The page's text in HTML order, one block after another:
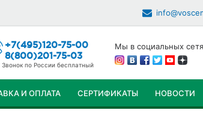
+7(495)120-75-00
8(800)201-75-03
Звонок по России бесплатный
Мы в социальных
ПЕРЕЙТИ
И ОПЛАТА СЕРТИФИКАТЫ НОВОСТИ